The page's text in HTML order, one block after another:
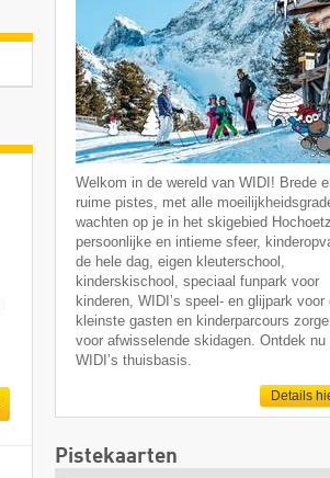
Welkom in de wereld van WIDI! Brede
ruime pistes, met alle
wachten op je in het skigebied
persoonlijke en intieme sfeer,
de hele dag, eigen kleuterschool,
kinderskischool, speciaal funpark voor
kinderen, WIDI’s speel- en glijpark voor
kleinste gasten en kinderparcours
voor afwisselende skidagen. Ontdek nu
WIDI’s thuisbasis.
Details
Pistekaarten